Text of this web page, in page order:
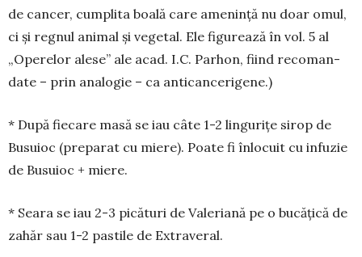
de cancer, cumplita boală care amenință nu doar omul,
ci și regnul animal și vegetal. Ele figurează în vol. 5 al
„Operelor alese” ale acad. I.C. Parhon, fiind recoman­
date – prin analogie – ca anticancerigene.)
* După fiecare masă se iau câte 1-2 lingurițe sirop de
Busu­ioc (preparat cu miere). Poate fi înlocuit cu infuzie
de Busuioc + miere.
* Seara se iau 2-3 picături de Valeriană pe o bucă­țică de
zahăr sau 1-2 pastile de Extraveral.